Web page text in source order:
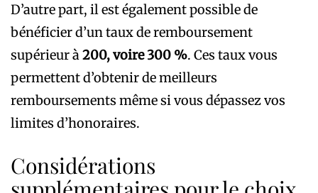
D’autre part, il est également possible de
bénéficier d’un taux de remboursement
supérieur à200, voire 300 %. Ces taux vous
permettent d’obtenir de meilleurs
remboursements même si vous dépassez vos
limites d’honoraires.
Considérations